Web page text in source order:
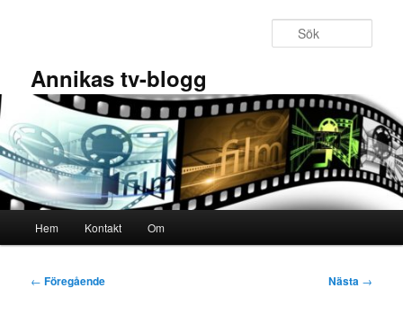
Annikas tv-blogg
Hem Kontakt Om
Inläggsnavigering
← Föregående Nästa →